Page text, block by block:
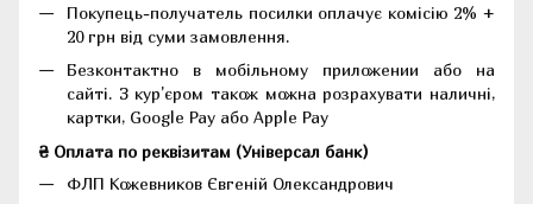
Покупець-получатель посилки оплачує комісію 2% +
20 грн від суми замовлення.
Безконтактно в мобільному приложении або на
сайті. З кур'єром також можна розрахувати наличні,
картки, Google Pay або Apple Pay
₴ Оплата по реквізитам (Універсал банк)
ФЛП Кожевников Євгеній Олександрович